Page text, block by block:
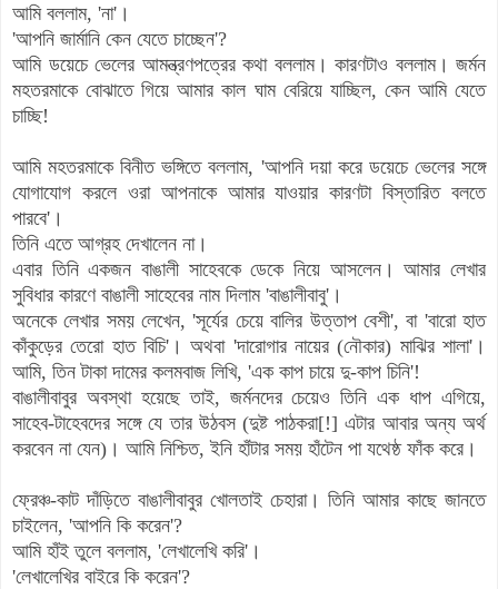
আমি বললাম, 'না'।
'আপনি জার্মানি কেন যেতে চাচ্ছেন'?
আমি ডয়েচে ভেলের আমন্ত্রণপত্রের কথা বললাম। কারণটাও বললাম। জর্মন
মহতরমাকে বোঝাতে গিয়ে আমার কাল ঘাম বেরিয়ে যাচ্ছিল, কেন আমি যেতে
চাচ্ছি!
আমি মহতরমাকে বিনীত ভঙ্গিতে বললাম, 'আপনি দয়া করে ডয়েচে ভেলের সঙ্গে
যোগাযোগ করলে ওরা আপনাকে আমার যাওয়ার কারণটা বিস্তারিত বলতে
পারবে'।
তিনি এতে আগ্রহ দেখালেন না।
এবার তিনি একজন বাঙালী সাহেবকে ডেকে নিয়ে আসলেন। আমার লেখার
সুবিধার কারণে বাঙালী সাহেবের নাম দিলাম 'বাঙালীবাবু'।
অনেকে লেখার সময় লেখেন, 'সূর্যের চেয়ে বালির উত্তাপ বেশী', বা 'বারো হাত
কাঁকুড়ের তেরো হাত বিচি'। অথবা 'দারোগার নায়ের (নৌকার) মাঝির শালা'।
আমি, তিন টাকা দামের কলমবাজ লিখি, 'এক কাপ চায়ে দু-কাপ চিনি'!
বাঙালীবাবুর অবস্থা হয়েছে তাই, জর্মনদের চেয়েও তিনি এক ধাপ এগিয়ে,
সাহেব-টাহেবদের সঙ্গে যে তার উঠবস (দুষ্ট পাঠকরা[!] এটার আবার অন্য অর্থ
করবেন না যেন)। আমি নিশ্চিত, ইনি হাঁটার সময় হাঁটেন পা যথেষ্ঠ ফাঁক করে।
ফ্রেঞ্চ-কাট দাঁড়িতে বাঙালীবাবুর খোলতাই চেহারা। তিনি আমার কাছে জানতে
চাইলেন, 'আপনি কি করেন'?
আমি হাঁই তুলে বললাম, 'লেখালেখি করি'।
'লেখালেখির বাইরে কি করেন'?